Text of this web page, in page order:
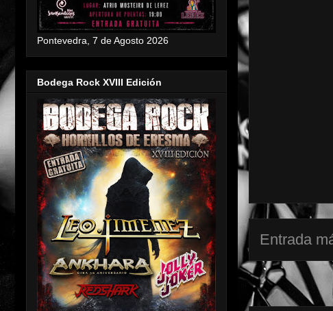
Entrada
Pontevedra, 7 de Agosto 2026
Bodega Rock XVIII Edición